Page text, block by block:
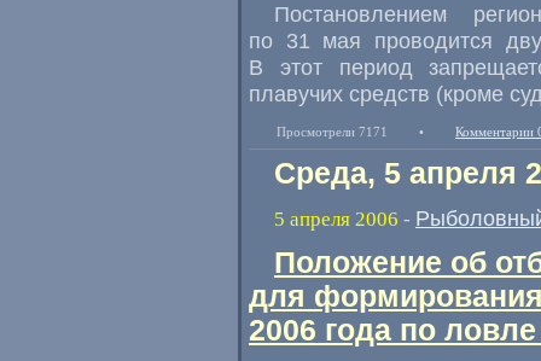
Постановлением
по 31 мая проводится
В этот период
плавучих средств (кроме
Просмотрели 7171 • Комментарии
Среда, 5 апреля
5 апреля 2006 -
Положение об
для
2006 года по